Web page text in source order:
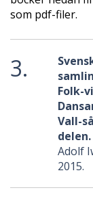
som pdf-filer.
3.
Folk-
Vall-
delen.
Adolf
2015.